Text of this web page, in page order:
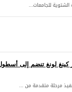
الشتوية للجامعات...
لونغ تنضم إلى
مرحلة متقدمة من ...